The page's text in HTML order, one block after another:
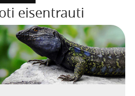
für Urlauber
See" - Orte
& Natur
& Geschichten
See Orte
Nationalpark
Cruz de Tenerife
Gebirge - Masca
Strände
de las Teresitas
de las Américas
auf Teneriffa
Schlucht
für Notfälle
und Natur
Flora
Drago Milenario
Fauna
und Regionen
(Municipios)
Inseln
Teneriffa
eisentrauti